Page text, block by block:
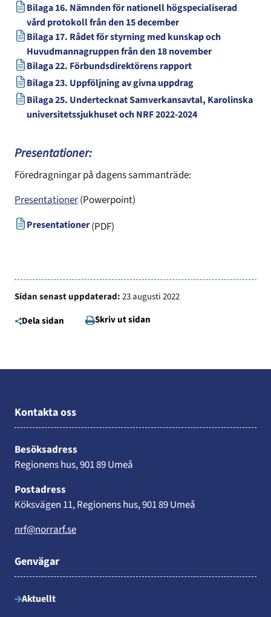
Bilaga 16. Nämnden för nationell högspecialiserad
vård protokoll från den 15 december
Bilaga 17. Rådet för styrning med kunskap och
Huvudmannagruppen från den 18 november
Bilaga 22. Förbundsdirektörens rapport
Bilaga 23. Uppföljning av givna uppdrag
Bilaga 25. Undertecknat Samverkansavtal, Karolinska
universitetssjukhuset och NRF 2022-2024
Presentationer:
Föredragningar på dagens sammanträde:
Presentationer(Powerpoint)
Presentationer(PDF)
Sidan senast uppdaterad:23 augusti 2022
Dela sidan
Skriv ut sidan
Kontakta oss
Besöksadress
Regionens hus, 901 89 Umeå
Postadress
Köksvägen 11, Regionens hus, 901 89 Umeå
nrf@norrarf.se
Genvägar
Aktuellt